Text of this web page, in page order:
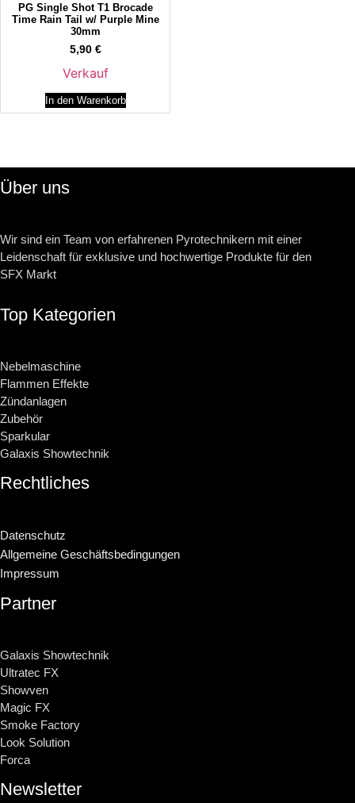
PG Single Shot T1 Brocade
Time Rain Tail w/ Purple Mine
30mm
5,90 €
Verkauf
In den Warenkorb
Über uns
Wir sind ein Team von erfahrenen Pyrotechnikern mit einer
Leidenschaft für exklusive und hochwertige Produkte für den
SFX Markt
Top Kategorien
Nebelmaschine
Flammen Effekte
Zündanlagen
Zubehör
Sparkular
Galaxis Showtechnik
Rechtliches
Datenschutz
Allgemeine Geschäftsbedingungen
Impressum
Partner
Galaxis Showtechnik
Ultratec FX
Showven
Magic FX
Smoke Factory
Look Solution
Forca
Newsletter